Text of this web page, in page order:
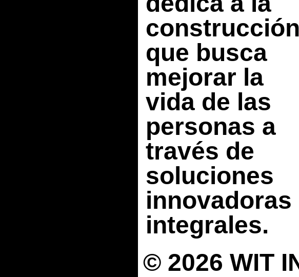
construcción
que busca
mejorar la
vida de las
personas a
través de
soluciones
innovadoras
integrales.
© 2026 WIT